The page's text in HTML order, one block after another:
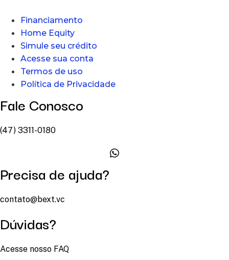
Financiamento
Home Equity
Simule seu crédito
Acesse sua conta
Termos de uso
Política de Privacidade
Fale Conosco
(47) 3311-0180
Precisa de ajuda?
contato@bext.vc
Dúvidas?
Acesse nosso FAQ